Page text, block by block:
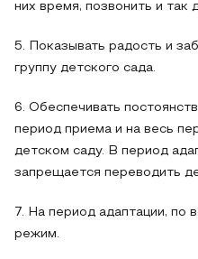
них время, позвонить и так
5. Показывать радость и
группу детского сада.
6. Обеспечивать
период приема и на весь
детском саду. В период
запрещается переводить
7. На период адаптации,
режим.